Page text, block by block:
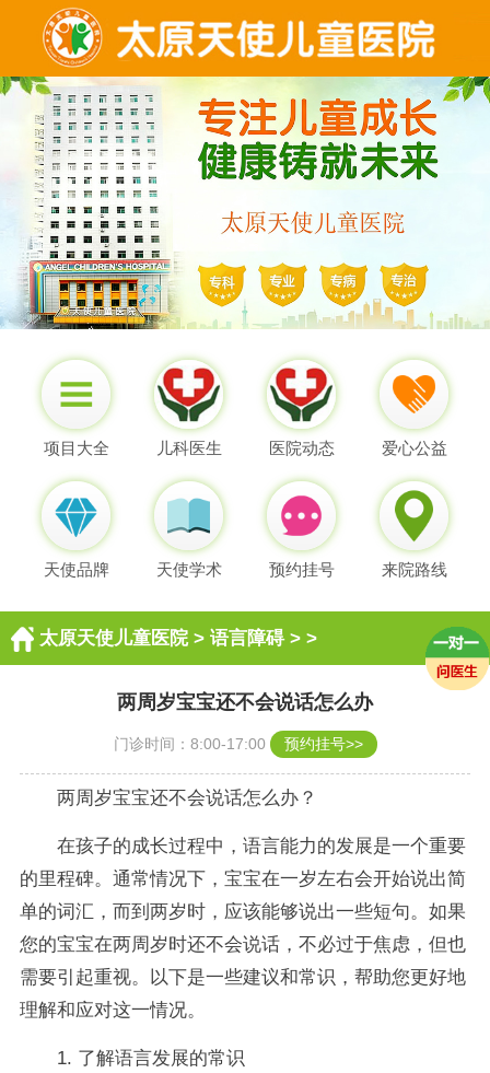
项目大全 儿科医生 医院动态 爱心公益
天使品牌 天使学术 预约挂号 来院路线
太原天使儿童医院> 语言障碍> >
两周岁宝宝还不会说话怎么办
门诊时间：8:00-17:00 预约挂号>>
两周岁宝宝还不会说话怎么办？
在孩子的成长过程中，语言能力的发展是一个重要
的里程碑。通常情况下，宝宝在一岁左右会开始说出简
单的词汇，而到两岁时，应该能够说出一些短句。如果
您的宝宝在两周岁时还不会说话，不必过于焦虑，但也
需要引起重视。以下是一些建议和常识，帮助您更好地
理解和应对这一情况。
1. 了解语言发展的常识